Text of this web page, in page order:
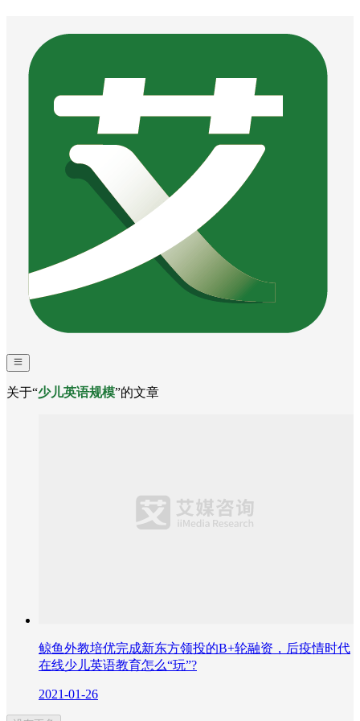
关于“少儿英语规模”的文章
鲸鱼外教培优完成新东方领投的B+轮融资，后疫情时代
在线少儿英语教育怎么“玩”?
2021-01-26